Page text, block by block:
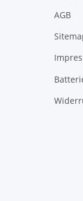
AGB